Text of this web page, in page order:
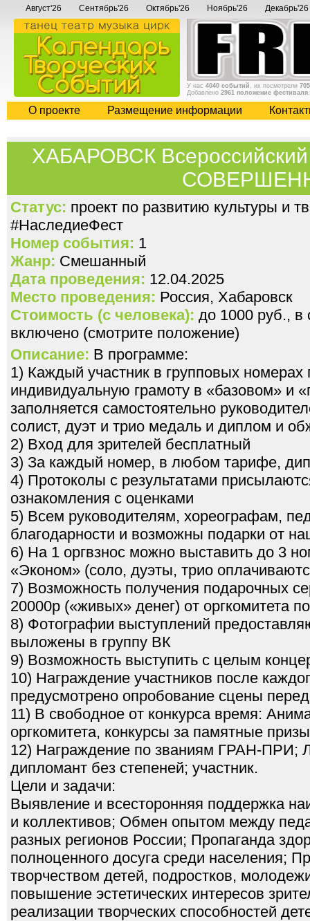
Август'26 Сентябрь'26 Октябрь'26 Ноябрь'26 Декабрь'26
У нас 4040 событий , их посмотрели
Добавлено 2961 положение фестиваля
О проекте Размещение информации
ХАБАРОВСК Всероссийский
Статус: проект по развитию культуры и
#НаследиеФест
Номер события: 1
Жанр: Смешанный
Дата проведения: 12.04.2025
Место проведения: Россия, Хабаровск
Стоимость (с человека): до 1000 руб., в
включено (смотрите положение)
Описание: В программе:
1) Каждый участник в групповых
индивидуальную грамоту в «базовом»
заполняется самостоятельно
солист, дуэт и трио медаль и диплом и
2) Вход для зрителей бесплатный
3) За каждый номер, в любом тарифе,
4) Протоколы с результатами
ознакомления с оценками
5) Всем руководителям, хореографам,
благодарности и возможны подарки от
6) На 1 оргвзнос можно выставить до 3
«Эконом» (соло, дуэты, трио
7) Возможность получения подарочных
20000р («живых» денег) от оргкомитета
8) Фотографии выступлений
выложены в группу ВК
9) Возможность выступить с целым
10) Награждение участников после
предусмотрено опробование сцены
11) В свободное от конкурса время:
оргкомитета, конкурсы за памятные
12) Награждение по званиям ГРАН-ПРИ;
дипломант без степеней; участник.
Цели и задачи:
Выявление и всесторонняя поддержка
и коллективов; Обмен опытом между
разных регионов России; Пропаганда
полноценного досуга среди населения;
творчеством детей, подростков,
повышение эстетических интересов
реализации творческих способностей